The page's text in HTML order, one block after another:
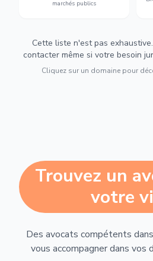
marchés publics
Cette liste n'est pas
contacter même si votre besoin
Cliquez sur un domaine pour
Trouvez un
votre
Des avocats compétents
vous accompagner dans vos